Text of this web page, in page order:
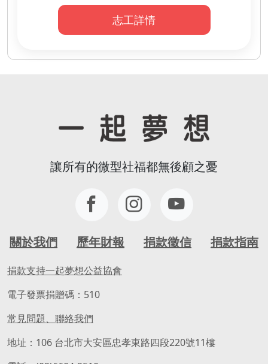
📌 也會協助簡單庶務，
讓據點更有秩序和溫度。
只要願意耐心、仔細，
志工詳情
讓所有的微型社福都無後顧之憂
關於我們 歷年財報 捐款徵信 捐款指南
捐款支持一起夢想公益協會
電子發票捐贈碼：510
常見問題、聯絡我們
地址：106 台北市大安區忠孝東路四段220號11樓